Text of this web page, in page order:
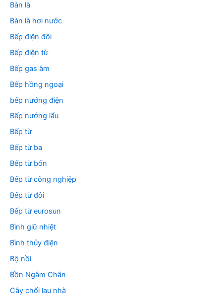
Bàn là
Bàn là hơi nước
Bếp điện đôi
Bếp điện từ
Bếp gas âm
Bếp hồng ngoại
bếp nướng điện
Bếp nướng lẩu
Bếp từ
Bếp từ ba
Bếp từ bốn
Bếp từ công nghiệp
Bếp từ đôi
Bếp từ eurosun
Bình giữ nhiệt
Bình thủy điện
Bộ nồi
Bồn Ngâm Chân
Cây chổi lau nhà